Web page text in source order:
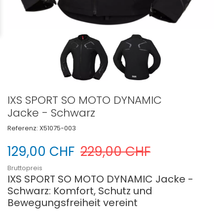
IXS SPORT SO MOTO DYNAMIC
Jacke - Schwarz
Referenz: X51075-003
129,00 CHF 229,00 CHF
Bruttopreis
IXS SPORT SO MOTO DYNAMIC Jacke -
Schwarz: Komfort, Schutz und
Bewegungsfreiheit vereint